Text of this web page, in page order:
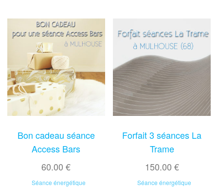
Bon cadeau séance
Access Bars
60.00€
Séance énergétique
Forfait 3 séances La
Trame
150.00 €
Séance énergétique